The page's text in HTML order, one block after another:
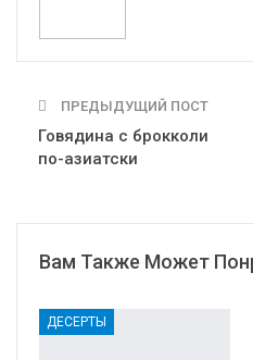
ПРЕДЫДУЩИЙ ПОСТ
Говядина с брокколи
по-азиатски
Вам Также Может
ДЕСЕРТЫ